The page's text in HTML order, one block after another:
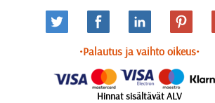
•Palautus ja vaihto oikeus•
Hinnat sisältävät ALV